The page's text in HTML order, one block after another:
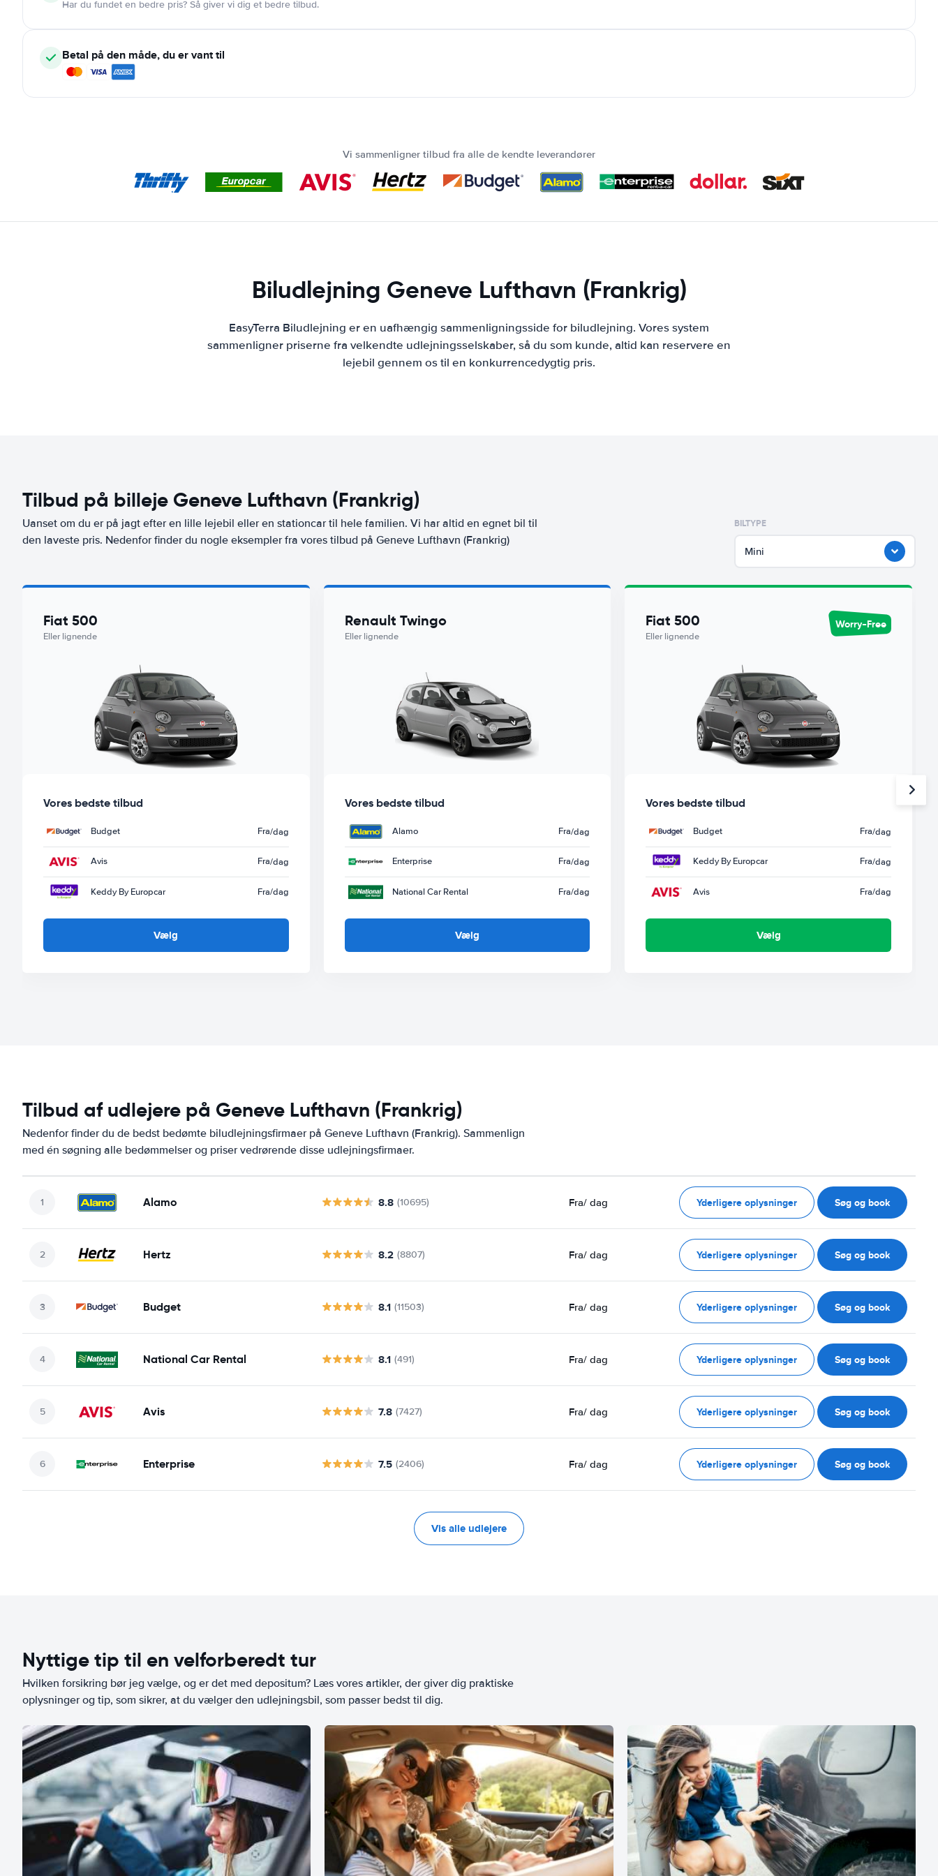
Har du fundet en bedre pris? Så giver vi dig et bedre tilbud.
Betal på den måde, du er vant til
Vi sammenligner tilbud fra alle de kendte leverandører
Biludlejning Geneve Lufthavn (Frankrig)
EasyTerra Biludlejning er en uafhængig sammenligningsside for biludlejning. Vores system
sammenligner priserne fra velkendte udlejningsselskaber, så du som kunde, altid kan reservere en
lejebil gennem os til en konkurrencedygtig pris.
Tilbud på billeje Geneve Lufthavn (Frankrig)
Uanset om du er på jagt efter en lille lejebil eller en stationcar til hele familien. Vi har altid en egnet bil til
den laveste pris. Nedenfor finder du nogle eksempler fra vores tilbud på Geneve Lufthavn (Frankrig)
BILTYPE
Mini
Fiat 500
Eller lignende
Vores bedste tilbud
Budget Fra/dag
Avis Fra/dag
Keddy By Europcar Fra/dag
Vælg
Renault Twingo
Eller lignende
Vores bedste tilbud
Alamo Fra/dag
Enterprise Fra/dag
National Car Rental Fra/dag
Vælg
Fiat 500
Eller lignende
Worry-Free
Vores bedste tilbud
Budget Fra/dag
Keddy By Europcar Fra/dag
Avis Fra/dag
Vælg
Tilbud af udlejere på Geneve Lufthavn (Frankrig)
Nedenfor finder du de bedst bedømte biludlejningsfirmaer på Geneve Lufthavn (Frankrig). Sammenlign
med én søgning alle bedømmelser og priser vedrørende disse udlejningsfirmaer.
Alamo 8.8 (10695) Fra/ dag Yderligere oplysninger Søg og book
Hertz 8.2 (8807) Fra/ dag Yderligere oplysninger Søg og book
Budget 8.1 (11503) Fra/ dag Yderligere oplysninger Søg og book
National Car Rental 8.1 (491) Fra/ dag Yderligere oplysninger Søg og book
Avis 7.8 (7427) Fra/ dag Yderligere oplysninger Søg og book
Enterprise 7.5 (2406) Fra/ dag Yderligere oplysninger Søg og book
Vis alle udlejere
Nyttige tip til en velforberedt tur
Hvilken forsikring bør jeg vælge, og er det med depositum? Læs vores artikler, der giver dig praktiske
oplysninger og tip, som sikrer, at du vælger den udlejningsbil, som passer bedst til dig.